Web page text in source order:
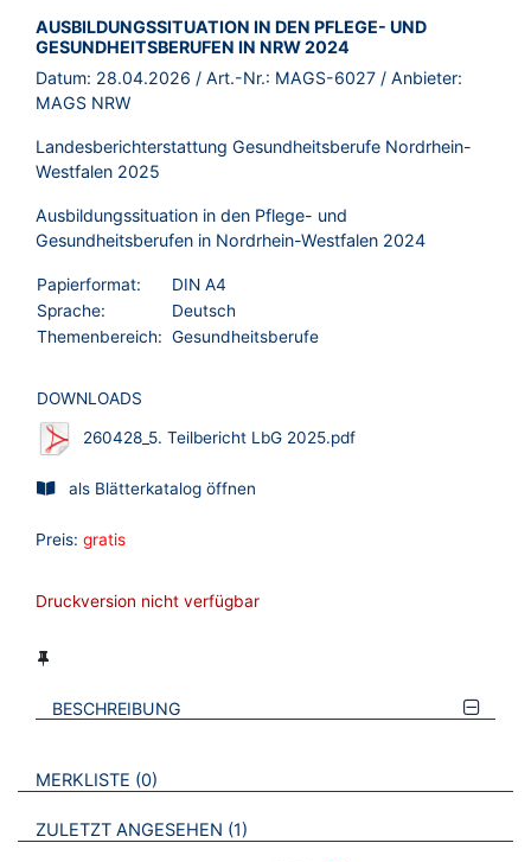
BROSCHÜRE:
AUSBILDUNGSSITUATION IN DEN PFLEGE- UND
GESUNDHEITSBERUFEN IN NRW 2024
Datum: 28.04.2026 / Art.-Nr.: MAGS-6027 / Anbieter:
MAGS NRW
Landesberichterstattung Gesundheitsberufe Nordrhein-
Westfalen 2025
Ausbildungssituation in den Pflege- und
Gesundheitsberufen in Nordrhein-Westfalen 2024
Papierformat:
DIN A4
Sprache:
Deutsch
Themenbereich: Gesundheitsberufe
DOWNLOADS
260428_5. Teilbericht LbG 2025.pdf
als Blätterkatalog öffnen
Preis: gratis
Druckversion nicht verfügbar
BESCHREIBUNG
VERWEISE AUF VERMERKTE- ODER ZULETZT ANGESEHENE
MERKLISTE 0 BROSCHÜREN
ZULETZT ANGESEHEN 1 BROSCHÜREN